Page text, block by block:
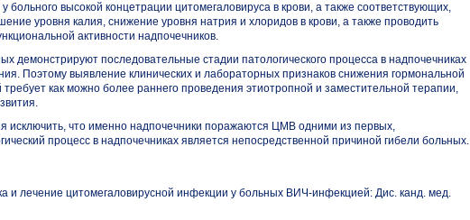
высокой концетрации цитомегаловируса в крови, а также соответствующих,
уровня калия, снижение уровня натрия и хлоридов в крови, а также проводить
активности надпочечников.
демонстрируют последовательные стадии патологического процесса в надпочечниках
Поэтому выявление клинических и лабораторных признаков снижения гормональной
требует как можно более раннего проведения этиотропной и заместительной терапии,
исключить, что именно надпочечники поражаются ЦМВ одними из первых,
процесс в надпочечниках является непосредственной причиной гибели больных.
и лечение цитомегаловирусной инфекции у больных ВИЧ-инфекцией: Дис. канд. мед.